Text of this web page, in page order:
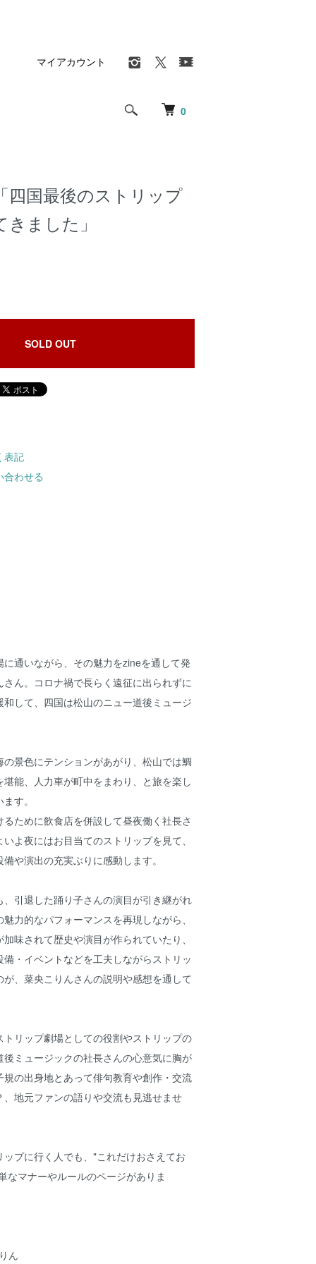
0
マイアカウント
四国最後のストリップ
ました」
SOLD OUT
表記
合わせる
通いながら、その魅力をzineを通して発
ん。コロナ禍で長らく遠征に出られずに
して、四国は松山のニュー道後ミュージ
景色にテンションがあがり、松山では鯛
能、人力車が町中をまわり、と旅を楽し
す。
ために飲食店を併設して昼夜働く社長さ
よ夜にはお目当てのストリップを見て、
や演出の充実ぶりに感動します。
、引退した踊り子さんの演目が引き継がれ
力的なパフォーマンスを再現しながら、
味されて歴史や演目が作られていたり、
・イベントなどを工夫しながらストリッ
、菜央こりんさんの説明や感想を通して
リップ劇場としての役割やストリップの
後ミュージックの社長さんの心意気に胸が
の出身地とあって俳句教育や創作・交流
地元ファンの語りや交流も見逃せませ
プに行く人でも、"これだけおさえてお
なマナーやルールのページがありま
ん